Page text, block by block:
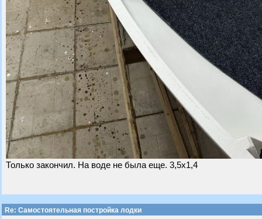
Только закончил. На воде не была еще. 3,5х1,4
Re: Самостоятельная постройка лодки